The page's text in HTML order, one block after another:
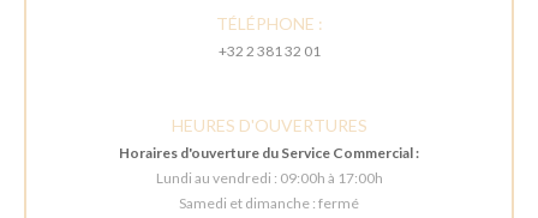
TÉLÉPHONE :
+32 2 381 32 01
HEURES D'OUVERTURES
Horaires d'ouverture du Service Commercial :
Lundi au vendredi : 09:00h à 17:00h
Samedi et dimanche : fermé